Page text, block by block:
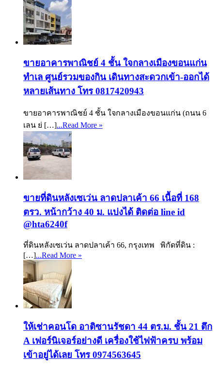
ขายอาคารพาณิชย์ 4 ชั้น ใจกลางเมืองขอนแก่น
ทำเล ศูนย์รวมของกิน เดินทางสะดวกเข้า-ออกได้
หลายเส้นทาง โทร 0817420943
ขายอาคารพาณิชย์ 4 ชั้น ใจกลางเมืองขอนแก่น (ถนน 6
เลน ย่ […]...Read More »
ขายที่ดินหลังเซเว่น ลาดปลาเค้า 66 เนื้อที่ 168
ตรว. หน้ากว้าง 40 ม. แบ่งได้ ติดต่อ line id
@hta6240f
ที่ดินหลังเซเว่น ลาดปลาเค้า 66, กรุงเทพ พิกัดที่ดิน :
[…]...Read More »
ให้เช่าคอนโด อาติซานรัชดา 44 ตร.ม. ชั้น 21 ตึก
A เฟอร์นิเจอร์อย่างดี เครื่องใช้ไฟฟ้าครบ พร้อม
เข้าอยู่ได้เลย โทร 0974563645